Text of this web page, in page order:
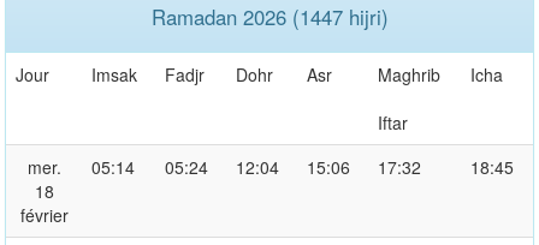
Ramadan 2026 (1447 hijri)
Jour Imsak Fadjr Dohr Asr
Maghrib
Iftar
Icha
mer.
18
février
05:14 05:24 12:04 15:06 17:32 18:45